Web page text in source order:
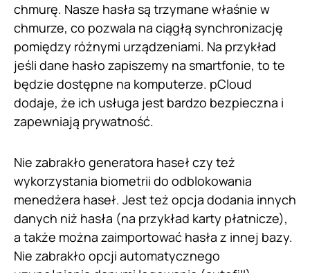
chmurę. Nasze hasła są trzymane właśnie w
chmurze, co pozwala na ciągłą synchronizację
pomiędzy różnymi urządzeniami. Na przykład
jeśli dane hasło zapiszemy na smartfonie, to te
będzie dostępne na komputerze. pCloud
dodaje, że ich usługa jest bardzo bezpieczna i
zapewniają prywatność.
Nie zabrakło generatora haseł czy też
wykorzystania biometrii do odblokowania
menedżera haseł. Jest też opcja dodania innych
danych niż hasła (na przykład karty płatnicze),
a także można zaimportować hasła z innej bazy.
Nie zabrakło opcji automatycznego